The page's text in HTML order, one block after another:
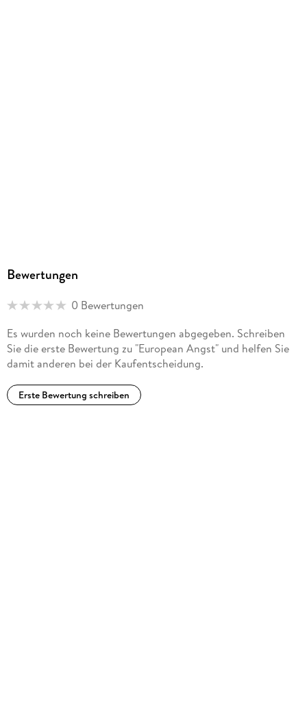
Bewertungen
0 Bewertungen
Es wurden noch keine Bewertungen abgegeben. Schreiben
Sie die erste Bewertung zu "European Angst" und helfen Sie
damit anderen bei der Kaufentscheidung.
Erste Bewertung schreiben